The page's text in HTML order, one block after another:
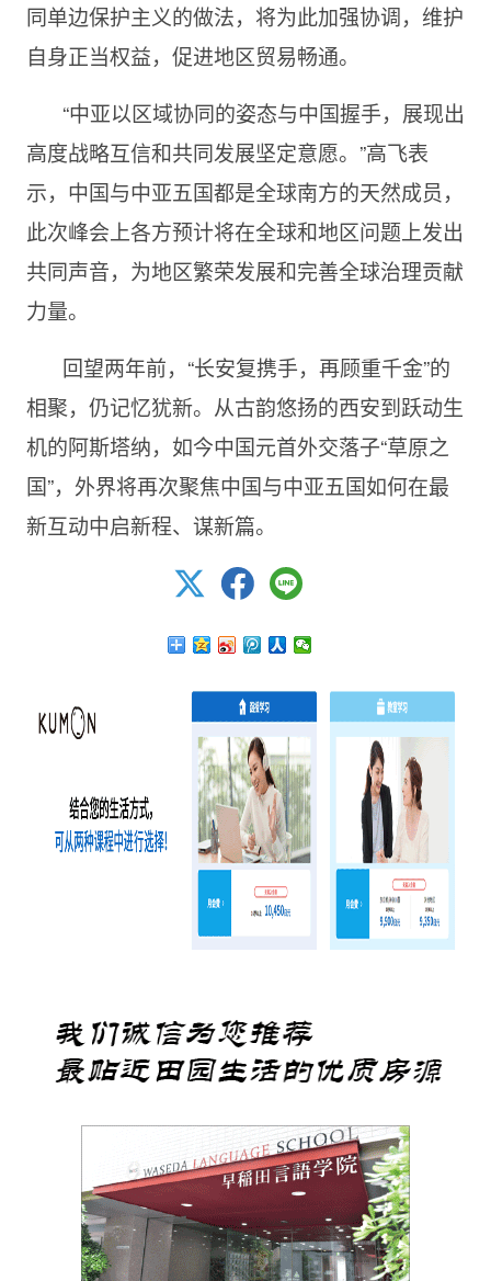
同单边保护主义的做法，将为此加强协调，维护
自身正当权益，促进地区贸易畅通。
“中亚以区域协同的姿态与中国握手，展现出
高度战略互信和共同发展坚定意愿。”高飞表
示，中国与中亚五国都是全球南方的天然成员，
此次峰会上各方预计将在全球和地区问题上发出
共同声音，为地区繁荣发展和完善全球治理贡献
力量。
回望两年前，“长安复携手，再顾重千金”的
相聚，仍记忆犹新。从古韵悠扬的西安到跃动生
机的阿斯塔纳，如今中国元首外交落子“草原之
国”，外界将再次聚焦中国与中亚五国如何在最
新互动中启新程、谋新篇。